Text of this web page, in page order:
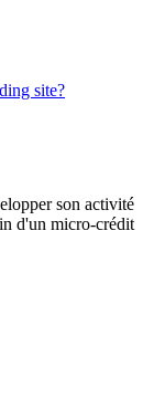
site?
son activité
d'un micro-crédit